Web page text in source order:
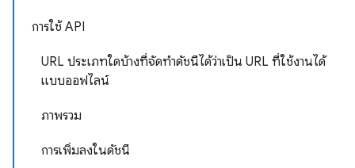
การใช้ API
URL ประเภทใดบ้างที่จัดทําดัชนีได้ว่าเป็น URL ที่ใช้งานได้
แบบออฟไลน์
ภาพรวม
การเพิ่มลงในดัชนี